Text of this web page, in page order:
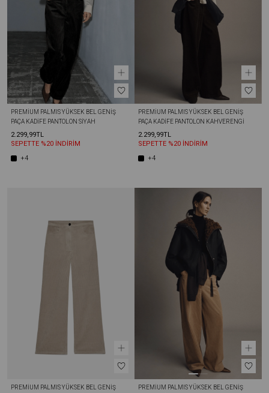
PREMIUM PALMIS YÜKSEK BEL GENIŞ
PAÇA KADIFE PANTOLON SIYAH
2.299,99TL
SEPETTE %20 İNDİRİM
+4
PREMIUM PALMIS YÜKSEK BEL GENIŞ
PAÇA KADIFE PANTOLON KAHVERENGI
2.299,99TL
SEPETTE %20 İNDİRİM
+4
PREMIUM PALMIS YÜKSEK BEL GENIŞ
PREMIUM PALMIS YÜKSEK BEL GENIŞ